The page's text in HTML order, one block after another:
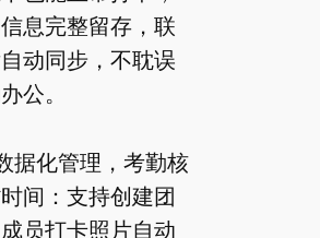
息完整留存，联
动同步，不耽误
公。
据化管理，考勤核
间：支持创建团
员打卡照片自动